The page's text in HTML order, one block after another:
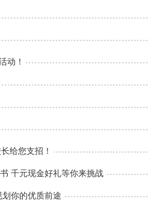
动！
给您支招！
千元现金好礼等你来挑战
你的优质前途